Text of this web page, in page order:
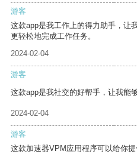
游客
这款app是我工作上的得力助手，让
更轻松地完成工作任务。
2024-02-04
游客
这款app是我社交的好帮手，让我能
2024-02-04
游客
这款加速器VPM应用程序可以给你